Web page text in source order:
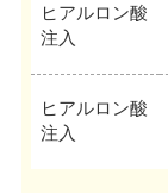
ヒアルロン酸
注入
ヒアルロン酸
注入